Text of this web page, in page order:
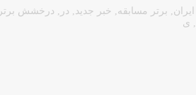
ایران , برتر مسابقه , خبر جدید , در , درخشش برتر
, ی